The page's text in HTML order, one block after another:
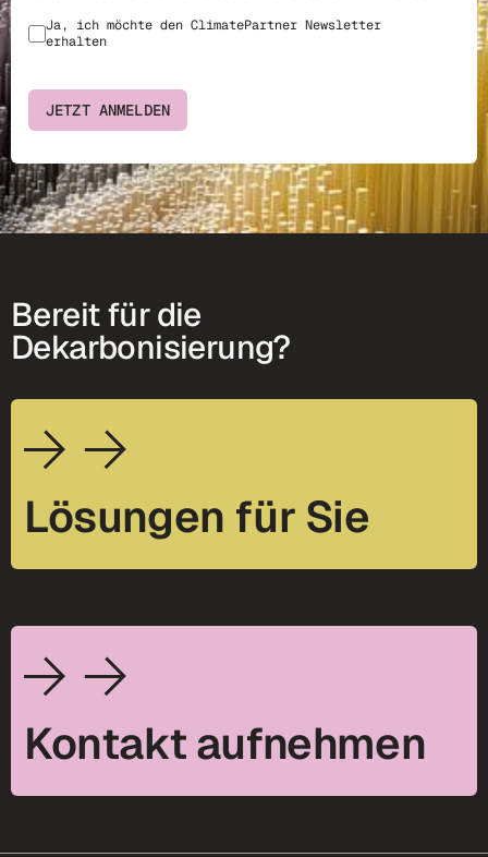
Ja, ich möchte den ClimatePartner Newsletter
erhalten
JETZT ANMELDEN
Bereit für die
Dekarbonisierung?
Lösungen für Sie
Kontakt aufnehmen